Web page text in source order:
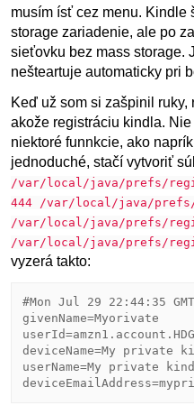
musím ísť cez menu. Kindle
storage zariadenie, ale po
sieťovku bez mass storage.
nešteartuje automaticky pri
Keď už som si zašpinil
akože registráciu kindla.
niektoré funnkcie, ako
jednoduché, stačí vytvoriť
/var/local/java/prefs/
444 /var/local/java/
/var/local/java/prefs/
/var/local/java/prefs/
vyzerá takto:
#Mon Jul 29 22:44:35
givenName=Myorivate
deviceName=My private
userName=My private